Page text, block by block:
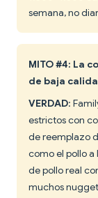
semana, no
MITO #4: La
de baja
VERDAD:
estrictos con
de reemplazo
como el pollo
de pollo real
muchos